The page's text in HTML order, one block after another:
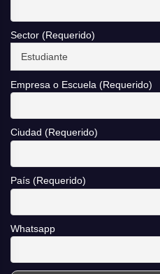
Sector (Requerido)
Empresa o Escuela (Requerido)
Ciudad (Requerido)
País (Requerido)
Whatsapp